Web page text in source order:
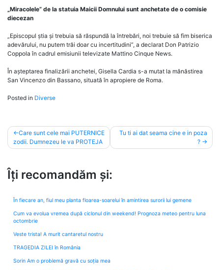
„Miracolele” de la statuia Maicii Domnului sunt anchetate de o comisie
diecezan
„Episcopul știa și trebuia să răspundă la întrebări, noi trebuie să fim biserica
adevărului, nu putem trăi doar cu incertitudini”, a declarat Don Patrizio
Coppola în cadrul emisiunii televizate Mattino Cinque News.
În așteptarea finalizării anchetei, Gisella Cardia s-a mutat la mănăstirea
San Vincenzo din Bassano, situată în apropiere de Roma.
Posted in Diverse
Post
navigation
Care sunt cele mai PUTERNICE
zodii. Dumnezeu le va PROTEJA
Tu ti ai dat seama cine e in poza
?
Îți recomandăm și:
În fiecare an, fiul meu planta floarea-soarelui în amintirea surorii lui gemene
Cum va evolua vremea după ciclonul din weekend! Prognoza meteo pentru luna
octombrie
Veste trista! A murit cantaretul nostru
TRAGEDIA ZILEI în România
Sorin Am o problemă gravă cu soția mea